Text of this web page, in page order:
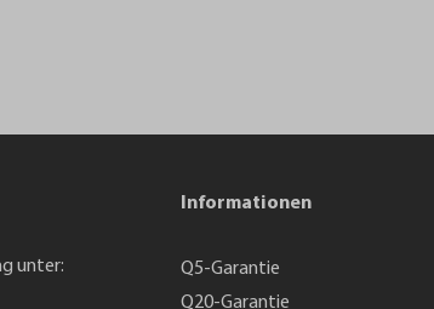
unter:
Informationen
Q5-Garantie
Q20-Garantie